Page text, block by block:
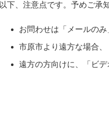
以下、注意点です。予めご承
お問わせは「メールのみ
市原市より遠方な場合、
遠方の方向けに、「ビデ